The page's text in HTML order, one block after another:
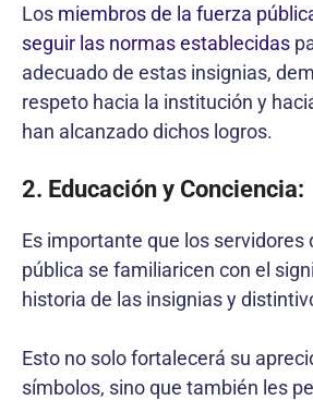
Los miembros de la fuerza
seguir las normas establecidas
adecuado de estas insignias,
respeto hacia la institución y
han alcanzado dichos logros.
2. Educación y Conciencia:
Es importante que los servidores
pública se familiaricen con el
historia de las insignias y
Esto no solo fortalecerá su
símbolos, sino que también les